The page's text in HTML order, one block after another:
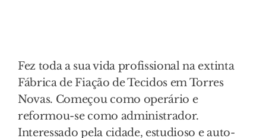
Fez toda a sua vida profissional na extinta
Fábrica de Fiação de Tecidos em Torres
Novas. Começou como operário e
reformou-se como administrador.
Interessado pela cidade, estudioso e auto-